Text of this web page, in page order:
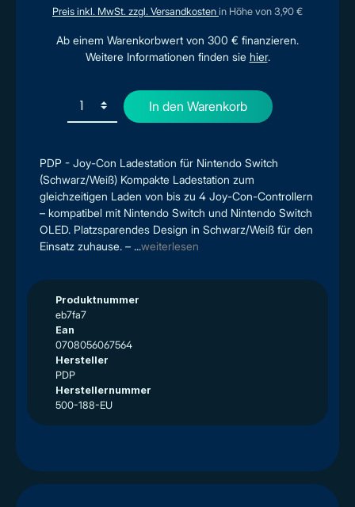
PDP - Joy-Con Ladestation für Nintendo Switch
(Schwarz/Weiß) Kompakte Ladestation zum
gleichzeitigen Laden von bis zu 4 Joy-Con-Controllern
– kompatibel mit Nintendo Switch und Nintendo Switch
OLED. Platzsparendes Design in Schwarz/Weiß für den
Einsatz zuhause. – ...weiterlesen
Produktnummer
eb7fa7
Ean
0708056067564
Hersteller
PDP
Herstellernummer
500-188-EU
Preis inkl. MwSt. zzgl. Versandkosten in Höhe von 3,90 €
Ab einem Warenkorbwert von 300 € finanzieren.
Weitere Informationen finden sie hier.
In den Warenkorb